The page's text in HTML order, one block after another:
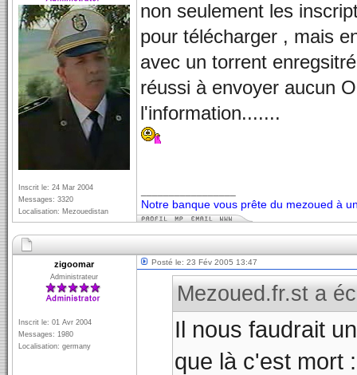
Inscrit le: 24 Mar 2004
Messages: 3320
Localisation: Mezouedistan
non seulement les
pour télécharger , mais
avec un torrent
réussi à envoyer aucun
l'information.......
Notre banque vous prête du mezoued à
zigoomar
Administrateur
Inscrit le: 01 Avr 2004
Messages: 1980
Localisation: germany
Posté le: 23 Fév 2005 13:47
Mezoued.fr.st a
Il nous faudrait
que là c'est mort